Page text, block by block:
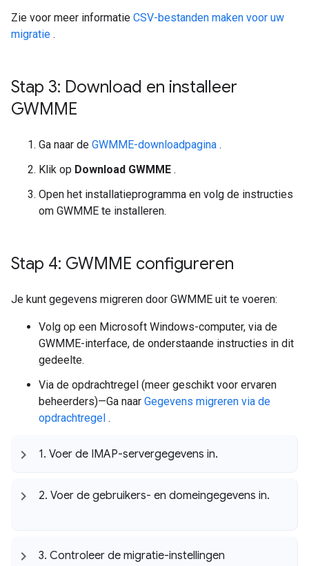
Zie voor meer informatie CSV-bestanden maken voor uw
migratie .
Stap 3: Download en installeer
GWMME
Ga naar de GWMME-downloadpagina .
Klik op Download GWMME .
Open het installatieprogramma en volg de instructies
om GWMME te installeren.
Stap 4: GWMME configureren
Je kunt gegevens migreren door GWMME uit te voeren:
Volg op een Microsoft Windows-computer, via de
GWMME-interface, de onderstaande instructies in dit
gedeelte.
Via de opdrachtregel (meer geschikt voor ervaren
beheerders)—Ga naar Gegevens migreren via de
opdrachtregel .
1. Voer de IMAP-servergegevens in.
2. Voer de gebruikers- en domeingegevens in.
3. Controleer de migratie-instellingen